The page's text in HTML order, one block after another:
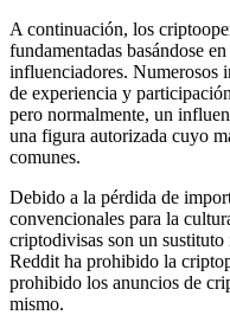
A continuación, los
fundamentadas basándose
influenciadores. Numerosos
de experiencia y
pero normalmente, un
una figura autorizada cuyo
comunes.
Debido a la pérdida de
convencionales para la
criptodivisas son un
Reddit ha prohibido la
prohibido los anuncios de
mismo.